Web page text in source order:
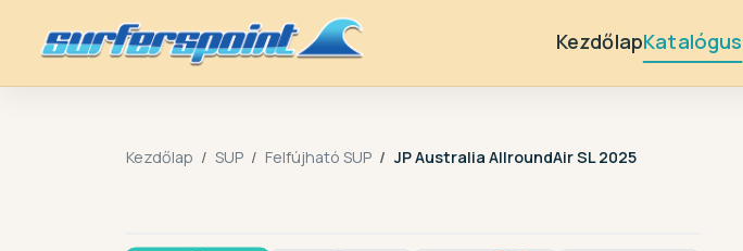
KezdőlapKatalógus
Kezdőlap SUP Felfújható SUP JP Australia AllroundAir SL 2025